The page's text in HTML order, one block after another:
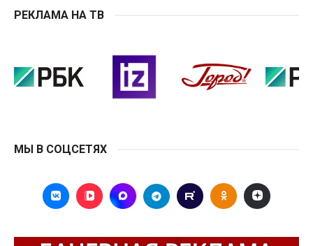
РЕКЛАМА НА ТВ
МЫ В СОЦСЕТЯХ